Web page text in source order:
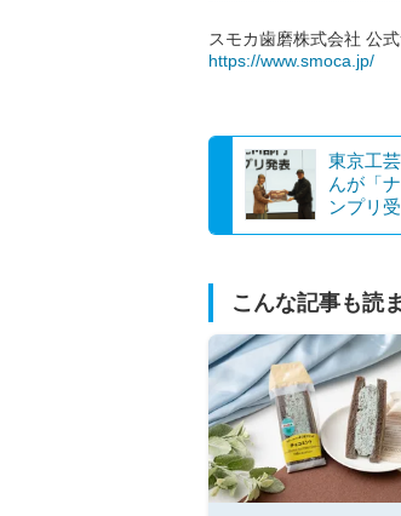
スモカ歯磨株式会社 公
https://www.smoca.jp/
東京工
んが「
ンプリ
こんな記事も読